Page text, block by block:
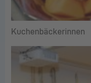
Kuchenbäckerinnen